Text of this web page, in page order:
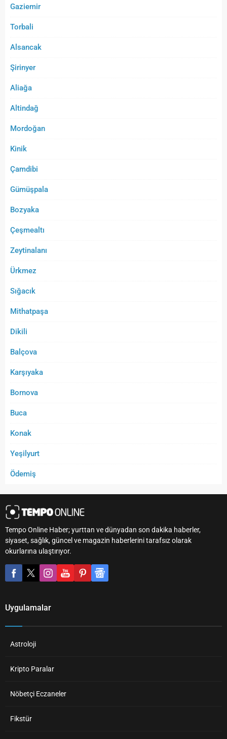
Gaziemir
Torbali
Alsancak
Şirinyer
Aliağa
Altindağ
Mordoğan
Kinik
Çamdibi
Gümüşpala
Bozyaka
Çeşmealtı
Zeytinalanı
Ürkmez
Sığacık
Mithatpaşa
Dikili
Balçova
Karşıyaka
Bornova
Buca
Konak
Yeşilyurt
Ödemiş
Tempo Online Haber; yurttan ve dünyadan son dakika haberler,
siyaset, sağlık, güncel ve magazin haberlerini tarafsız olarak
okurlarına ulaştırıyor.
Uygulamalar
Astroloji
Kripto Paralar
Nöbetçi Eczaneler
Fikstür